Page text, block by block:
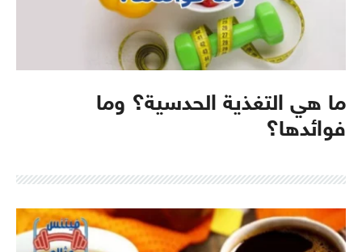
ما هي التغذية الحدسية؟ وما
فوائدها؟